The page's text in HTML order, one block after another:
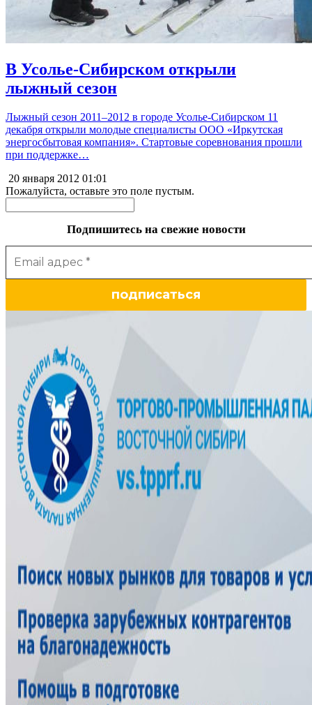
В Усолье-Сибирском открыли
лыжный сезон
Лыжный сезон 2011–2012 в городе Усолье-Сибирском 11
декабря открыли молодые специалисты ООО «Иркутская
энергосбытовая компания». Стартовые соревнования прошли
при поддержке…
20 января 2012 01:01
Пожалуйста, оставьте это поле пустым.
Подпишитесь на свежие новости